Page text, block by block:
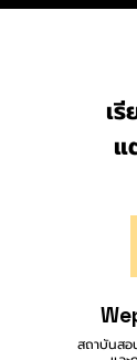
เ
แ
สถาบันสอ